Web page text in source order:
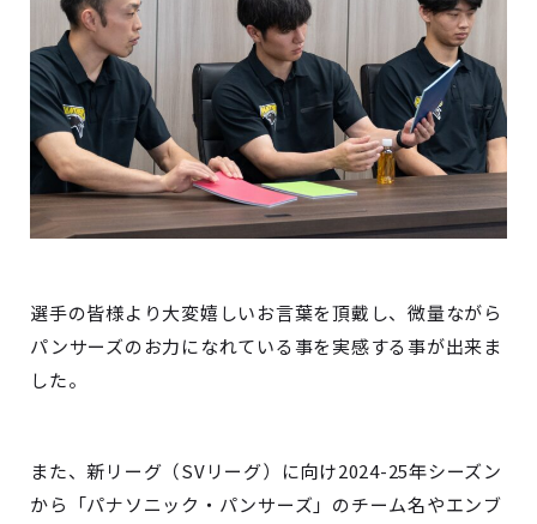
選手の皆様より大変嬉しいお言葉を頂戴し、微量ながら
パンサーズのお力になれている事を実感する事が出来ま
した。
また、新リーグ（SVリーグ）に向け2024-25年シーズン
から「パナソニック・パンサーズ」のチーム名やエンブ